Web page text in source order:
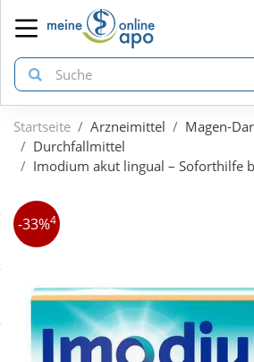
zurück
Aktuelle Coupons
Gratis dazu
Neuheiten
zurück
Arzneimittel
Bio & Genuss
Diabetes
zurück
1A Pharma
Doppelherz
Eucerin
Startseite Arzneimittel
Magen-
Durchfallmittel
Imodium akut lingual – Soforthilfe
-33%4